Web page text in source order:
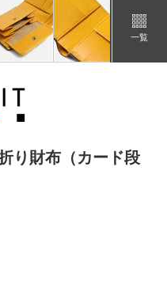
一覧
り財布（カード段